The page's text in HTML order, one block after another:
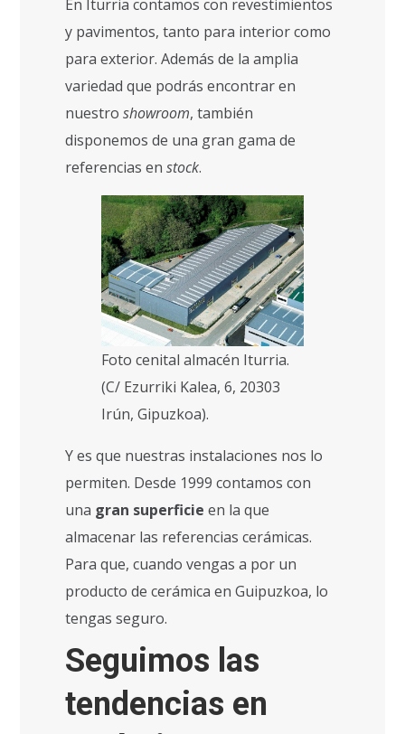
En Iturria contamos con revestimientos
y pavimentos, tanto para interior como
para exterior. Además de la amplia
variedad que podrás encontrar en
nuestroshowroom, también
disponemos de una gran gama de
referencias enstock.
Foto cenital almacén Iturria.
(C/ Ezurriki Kalea, 6, 20303
Irún, Gipuzkoa).
Y es que nuestras instalaciones nos lo
permiten. Desde 1999 contamos con
una gran superficie en la que
almacenar las referencias cerámicas.
Para que, cuando vengas a por un
producto de cerámica en Guipuzkoa, lo
tengas seguro.
Seguimos las
tendencias en